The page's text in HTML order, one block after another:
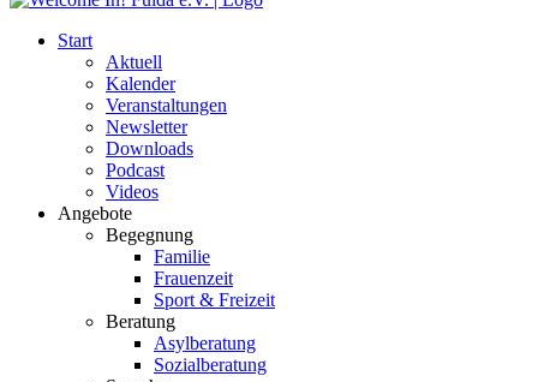
Start
Aktuell
Kalender
Veranstaltungen
Newsletter
Downloads
Podcast
Videos
Angebote
Begegnung
Familie
Frauenzeit
Sport & Freizeit
Beratung
Asylberatung
Sozialberatung